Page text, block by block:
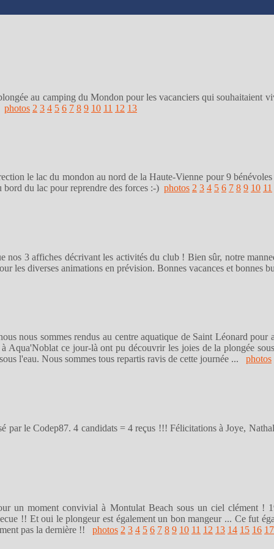
au camping du Mondon pour les vacanciers qui souhaitaient
photos 2 3 4 5 6 7 8 9 10 11 12 13
le lac du mondon au nord de la Haute-Vienne pour 9
du lac pour reprendre des forces :-) photos 2 3 4 5 6 7 8 9 10 11
nos 3 affiches décrivant les activités du club ! Bien sûr, notre
les diverses animations en prévision. Bonnes vacances et bonnes
nous sommes rendus au centre aquatique de Saint Léonard
Aqua'Noblat ce jour-là ont pu découvrir les joies de la plongée
l'eau. Nous sommes tous repartis ravis de cette journée ... photos
par le Codep87. 4 candidats = 4 reçus !!! Félicitations à Joye,
un moment convivial à Montulat Beach sous un ciel clément !
!! Et oui le plongeur est également un bon mangeur ... Ce fut
pas la dernière !! photos 2 3 4 5 6 7 8 9 10 11 12 13 14 15 16 17